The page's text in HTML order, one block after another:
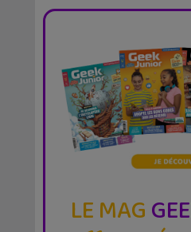
LE MAG